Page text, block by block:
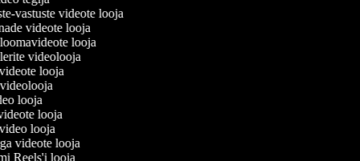
vastuste videote looja
videote looja
looja
videolooja
videote looja
videolooja
looja
looja
looja
videote looja
Reels'i looja